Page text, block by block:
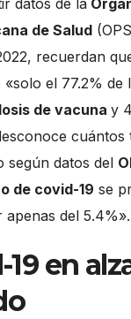
de Salud
recuerdan
«solo el 77.2% de
de vacuna y
cuántos
según datos del
de covid-19 se
apenas del 5.4%».
19 en